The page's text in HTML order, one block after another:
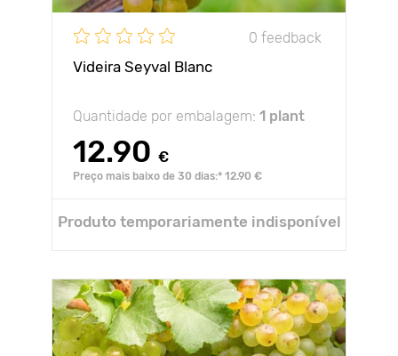
0 feedback
Videira Seyval Blanc
Quantidade por embalagem: 1 plant
12.90 €
Preço mais baixo de 30 dias:* 12.90 €
Produto temporariamente indisponível